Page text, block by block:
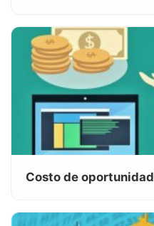
Costo de oportunidad